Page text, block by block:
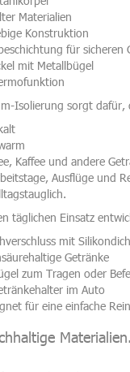
Materialien
Konstruktion
für sicheren
mit Metallbügel
Isolierung sorgt
Kaffee und andere
Ausflüge und
täglichen Einsatz
mit
Getränke
zum Tragen oder
im Auto
für eine einfache